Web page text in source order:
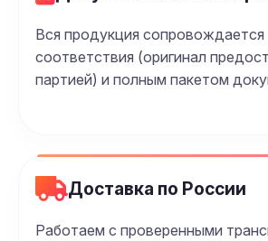
Вся продукция сопровождается
соответствия (оригинал
партией) и полным пакетом
Доставка по России
Работаем с проверенными